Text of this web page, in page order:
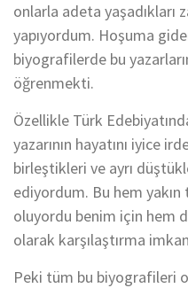
onlarla adeta yaşadıkları
yapıyordum. Hoşuma
biyografilerde bu
öğrenmekti.
Özellikle Türk
yazarının hayatını iyice
birleştikleri ve ayrı
ediyordum. Bu hem
oluyordu benim için hem
olarak karşılaştırma
Peki tüm bu biyografileri